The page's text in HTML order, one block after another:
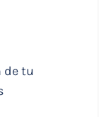
de tu